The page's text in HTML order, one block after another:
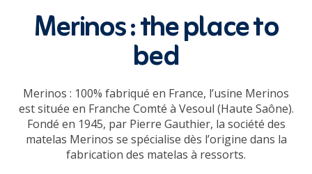
Merinos : the place to
bed
Merinos : 100% fabriqué en France, l’usine Merinos
est située en Franche Comté à Vesoul (Haute Saône).
Fondé en 1945, par Pierre Gauthier, la société des
matelas Merinos se spécialise dès l’origine dans la
fabrication des matelas à ressorts.